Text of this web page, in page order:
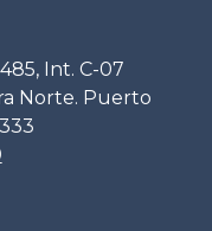
Int. C-07
Norte. Puerto